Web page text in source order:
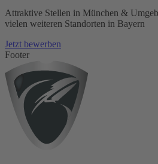
Attraktive Stellen in München &
vielen weiteren Standorten in Bayern
Jetzt bewerben
Footer